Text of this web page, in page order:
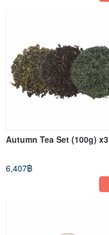
Autumn Tea Set (100g) x3
6,407฿